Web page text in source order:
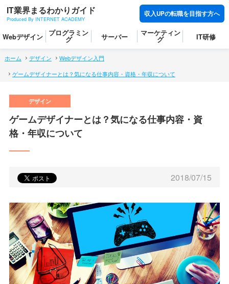
IT業界まるわかりガイド
Produced By INTERNET ACADEMY
収入UPの転職を目指す方へ
Webデザイン プログラミン
グ サーバー マーケティン
グ IT研修
ホーム デザイン
Webデザイン入門
ゲームデザイナーとは？気になる仕事内容・資格・年収について
ゲームデザイナーとは？気になる仕事内容・資
格・年収について
2018/07/15